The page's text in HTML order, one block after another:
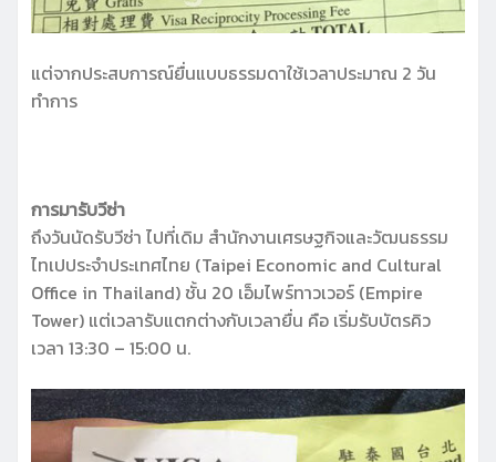
แต่จากประสบการณ์ยื่นแบบธรรมดาใช้เวลาประมาณ 2 วัน
ทำการ
การมารับวีซ่า
ถึงวันนัดรับวีซ่า ไปที่เดิม สำนักงานเศรษฐกิจและวัฒนธรรม
ไทเปประจำประเทศไทย (Taipei Economic and Cultural
Office in Thailand) ชั้น 20 เอ็มไพร์ทาวเวอร์ (Empire
Tower) แต่เวลารับแตกต่างกับเวลายื่น คือ เริ่มรับบัตรคิว
เวลา 13:30 – 15:00 น.